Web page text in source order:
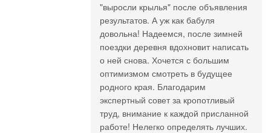
"выросли крылья" после объявления
результатов. А уж как бабуля
довольна! Надеемся, после зимней
поездки деревня вдохновит написать
о ней снова. Хочется с большим
оптимизмом смотреть в будущее
родного края. Благодарим
экспертный совет за кропотливый
труд, внимание к каждой присланной
работе! Нелегко определять лучших.